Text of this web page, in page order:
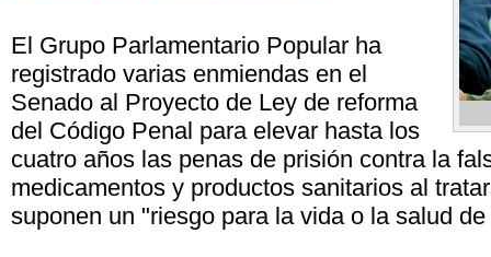
El Grupo Parlamentario Popular ha
registrado varias enmiendas en el
Senado al Proyecto de Ley de reforma
del Código Penal para elevar hasta los
cuatro años las penas de prisión contra la
medicamentos y productos sanitarios al
suponen un "riesgo para la vida o la salud